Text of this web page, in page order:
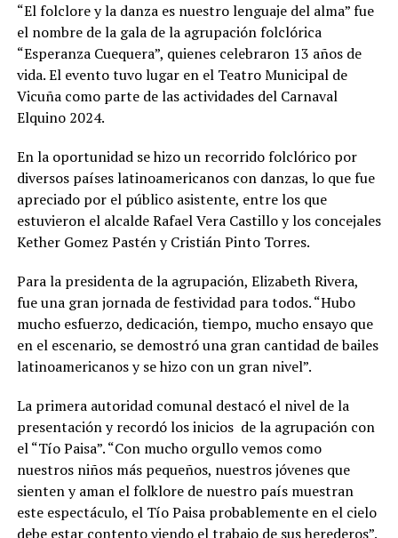
“El folclore y la danza es nuestro lenguaje del alma” fue
el nombre de la gala de la agrupación folclórica
“Esperanza Cuequera”, quienes celebraron 13 años de
vida. El evento tuvo lugar en el Teatro Municipal de
Vicuña como parte de las actividades del Carnaval
Elquino 2024.
En la oportunidad se hizo un recorrido folclórico por
diversos países latinoamericanos con danzas, lo que fue
apreciado por el público asistente, entre los que
estuvieron el alcalde Rafael Vera Castillo y los concejales
Kether Gomez Pastén y Cristián Pinto Torres.
Para la presidenta de la agrupación, Elizabeth Rivera,
fue una gran jornada de festividad para todos. “Hubo
mucho esfuerzo, dedicación, tiempo, mucho ensayo que
en el escenario, se demostró una gran cantidad de bailes
latinoamericanos y se hizo con un gran nivel”.
La primera autoridad comunal destacó el nivel de la
presentación y recordó los inicios de la agrupación con
el “Tío Paisa”. “Con mucho orgullo vemos como
nuestros niños más pequeños, nuestros jóvenes que
sienten y aman el folklore de nuestro país muestran
este espectáculo, el Tío Paisa probablemente en el cielo
debe estar contento viendo el trabajo de sus herederos”.